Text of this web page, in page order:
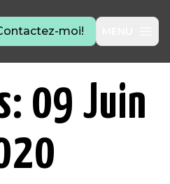
moi!
09 Juin